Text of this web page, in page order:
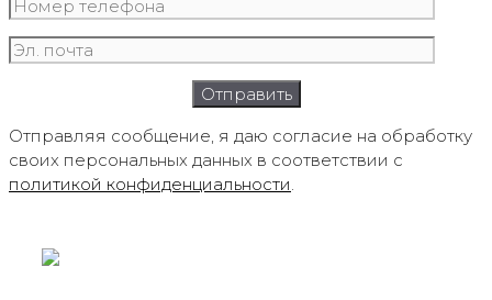
Отправляя сообщение, я даю согласие на обработку
своих персональных данных в соответствии с
политикой конфиденциальности.